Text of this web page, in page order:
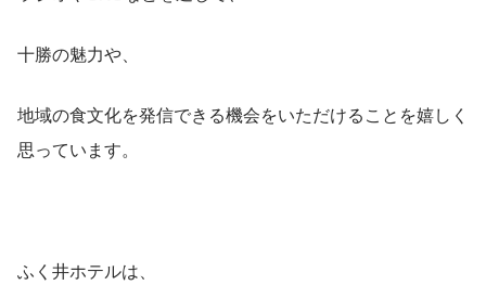
十勝の魅力や、
地域の食文化を発信できる機会をいただけることを嬉しく
思っています。
ふく井ホテルは、